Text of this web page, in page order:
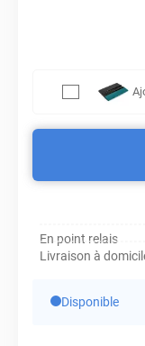
En point relais
Livraison à
Disponible